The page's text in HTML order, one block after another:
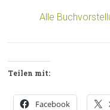
Alle
Teilen mit:
Facebook